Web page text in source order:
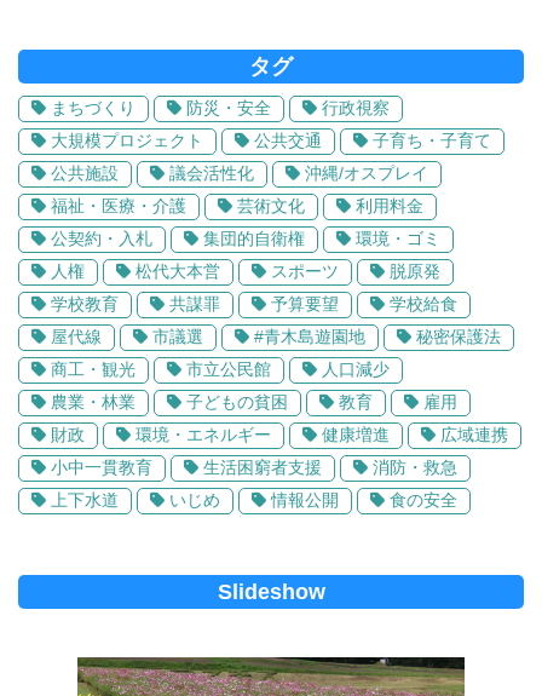
タグ
まちづくり 防災・安全
行政視察
大規模プロジェクト
公共交通
子育ち・子育て
公共施設
議会活性化
沖縄/オスプレイ
福祉・医療・介護
芸術文化
利用料金
公契約・入札
集団的自衛権
環境・ゴミ
人権
松代大本営 スポーツ
脱原発
学校教育
共謀罪 予算要望
学校給食
屋代線
市議選 #青木島遊園地
秘密保護法
商工・観光
市立公民館
人口減少
農業・林業
子どもの貧困 教育
雇用
財政
環境・エネルギー 健康増進
広域連携
小中一貫教育
生活困窮者支援
消防・救急
上下水道
いじめ 情報公開 食の安全
Slideshow